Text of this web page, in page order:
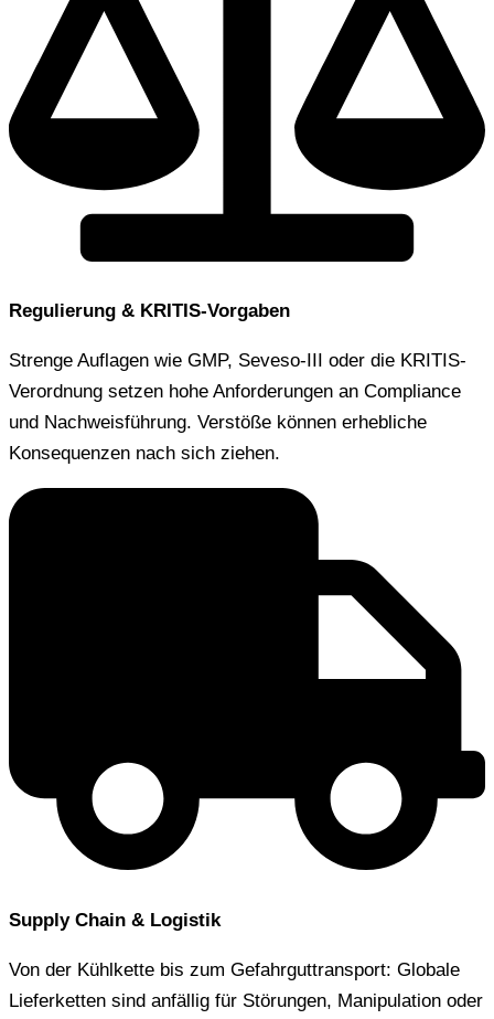
Regulierung & KRITIS-Vorgaben
Strenge Auflagen wie GMP, Seveso-III oder die KRITIS-
Verordnung setzen hohe Anforderungen an Compliance
und Nachweisführung. Verstöße können erhebliche
Konsequenzen nach sich ziehen.
Supply Chain & Logistik
Von der Kühlkette bis zum Gefahrguttransport: Globale
Lieferketten sind anfällig für Störungen, Manipulation oder